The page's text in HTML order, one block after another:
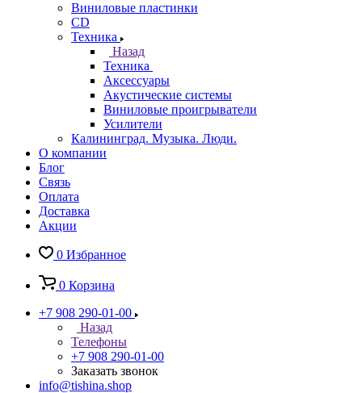
Виниловые пластинки
CD
Техника
Назад
Техника
Аксессуары
Акустические системы
Виниловые проигрыватели
Усилители
Калининград. Музыка. Люди.
О компании
Блог
Связь
Оплата
Доставка
Акции
0 Избранное
0 Корзина
+7 908 290-01-00
Назад
Телефоны
+7 908 290-01-00
Заказать звонок
info@tishina.shop